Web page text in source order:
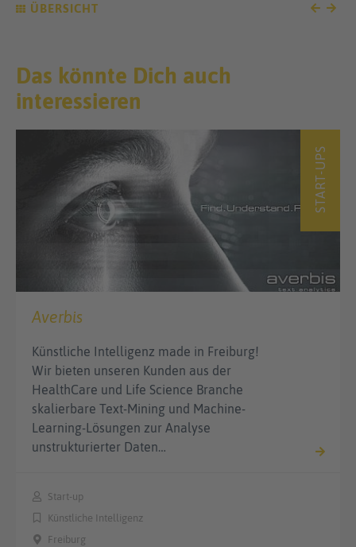
ÜBERSICHT
Das könnte Dich auch
interessieren
START-UPS
Averbis
Künstliche Intelligenz made in Freiburg!
Wir bieten unseren Kunden aus der
HealthCare und Life Science Branche
skalierbare Text-Mining und Machine-
Learning-Lösungen zur Analyse
unstrukturierter Daten…
Start-up
Künstliche Intelligenz
Freiburg